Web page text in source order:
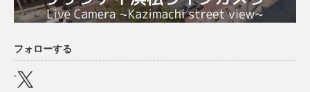
フォローする
X